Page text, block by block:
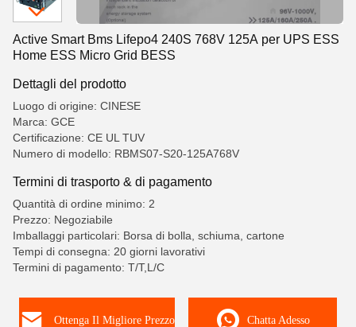
Active Smart Bms Lifepo4 240S 768V 125A per UPS ESS
Home ESS Micro Grid BESS
Dettagli del prodotto
Luogo di origine: CINESE
Marca: GCE
Certificazione: CE UL TUV
Numero di modello: RBMS07-S20-125A768V
Termini di trasporto & di pagamento
Quantità di ordine minimo: 2
Prezzo: Negoziabile
Imballaggi particolari: Borsa di bolla, schiuma, cartone
Tempi di consegna: 20 giorni lavorativi
Termini di pagamento: T/T,L/C
Ottenga Il Migliore Prezzo Chatta Adesso